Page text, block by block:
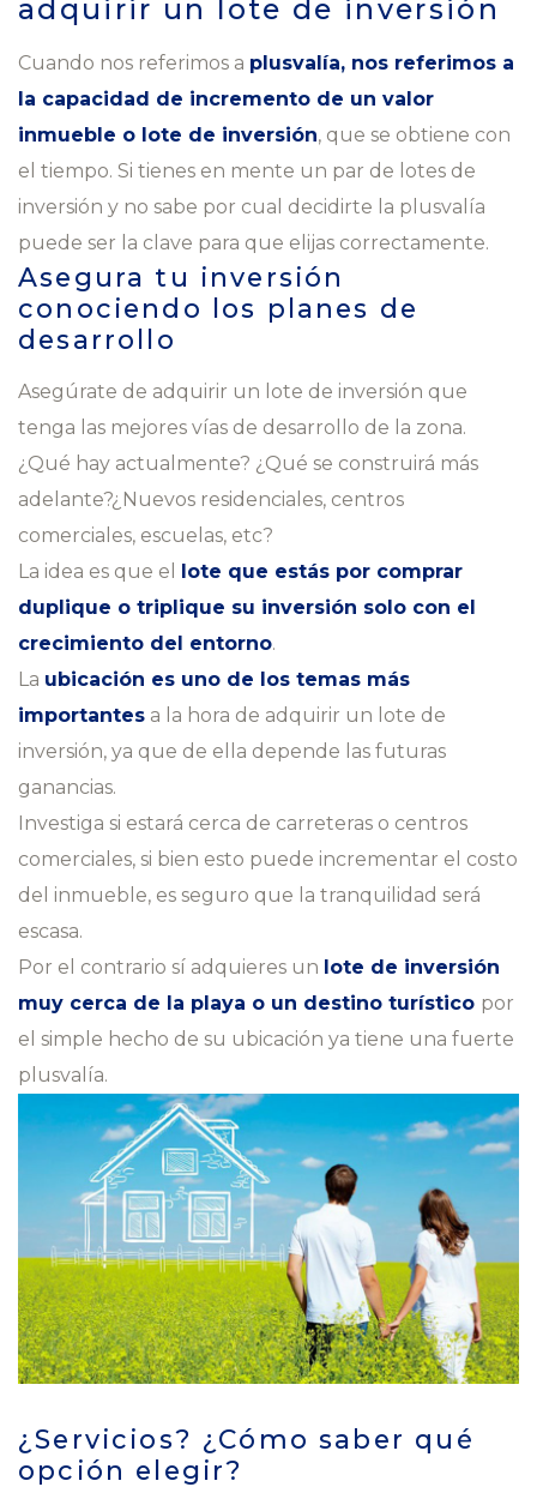
adquirir un lote de inversión
Cuando nos referimos a plusvalía, nos referimos a
la capacidad de incremento de un valor
inmueble o lote de inversión, que se obtiene con
el tiempo. Si tienes en mente un par de lotes de
inversión y no sabe por cual decidirte la plusvalía
puede ser la clave para que elijas correctamente.
Asegura tu inversión
conociendo los planes de
desarrollo
Asegúrate de adquirir un lote de inversión que
tenga las mejores vías de desarrollo de la zona.
¿Qué hay actualmente? ¿Qué se construirá más
adelante?¿Nuevos residenciales, centros
comerciales, escuelas, etc?
La idea es que el
lote que estás por comprar
duplique o triplique su inversión solo con el
crecimiento del entorno.
La ubicación es uno de los temas más
importantes a la hora de adquirir un lote de
inversión, ya que de ella depende las futuras
ganancias.
Investiga si estará cerca de carreteras o centros
comerciales, si bien esto puede incrementar el costo
del inmueble, es seguro que la tranquilidad será
escasa.
Por el contrario sí adquieres un lote de inversión
muy cerca de la playa o un destino turístico por
el simple hecho de su ubicación ya tiene una fuerte
plusvalía.
¿Servicios? ¿Cómo saber qué
opción elegir?